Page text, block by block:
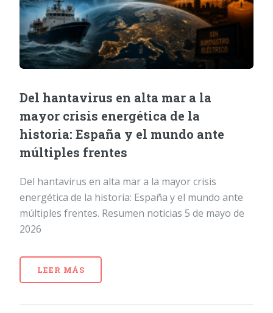
Del hantavirus en alta mar a la
mayor crisis energética de la
historia: España y el mundo ante
múltiples frentes
Del hantavirus en alta mar a la mayor crisis
energética de la historia: España y el mundo ante
múltiples frentes. Resumen noticias 5 de mayo de
2026
LEER MÁS